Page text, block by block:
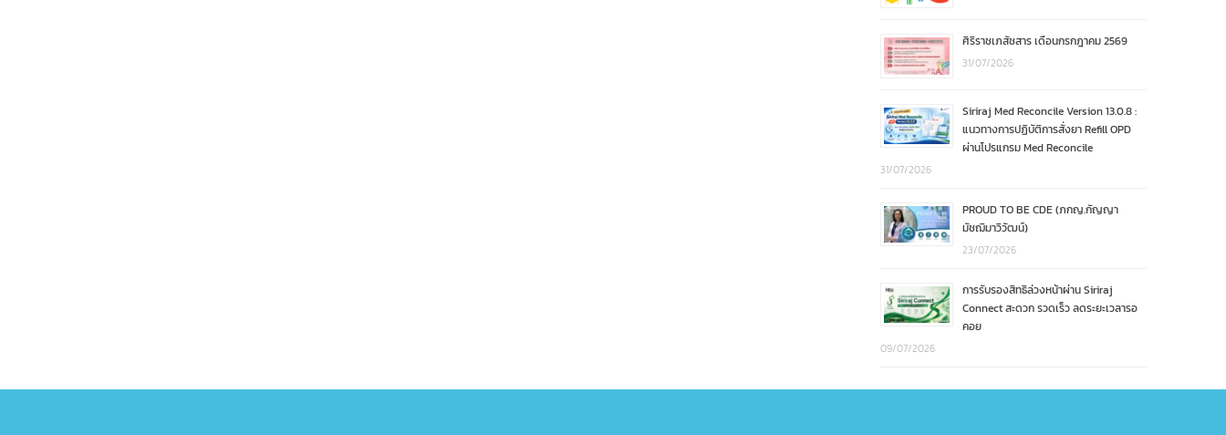
ศิริราชเภสัชสาร เดือนกรกฎาคม 2569
31/07/2026
Siriraj Med Reconcile Version 13.0.8 :
แนวทางการปฏิบัติการสั่งยา Refill OPD
ผ่านโปรแกรม Med Reconcile
31/07/2026
PROUD TO BE CDE (ภกญ.กัญญา
มัชฌิมาวิวัฒน์)
23/07/2026
การรับรองสิทธิล่วงหน้าผ่าน Siriraj
Connect สะดวก รวดเร็ว ลดระยะเวลารอ
คอย
09/07/2026